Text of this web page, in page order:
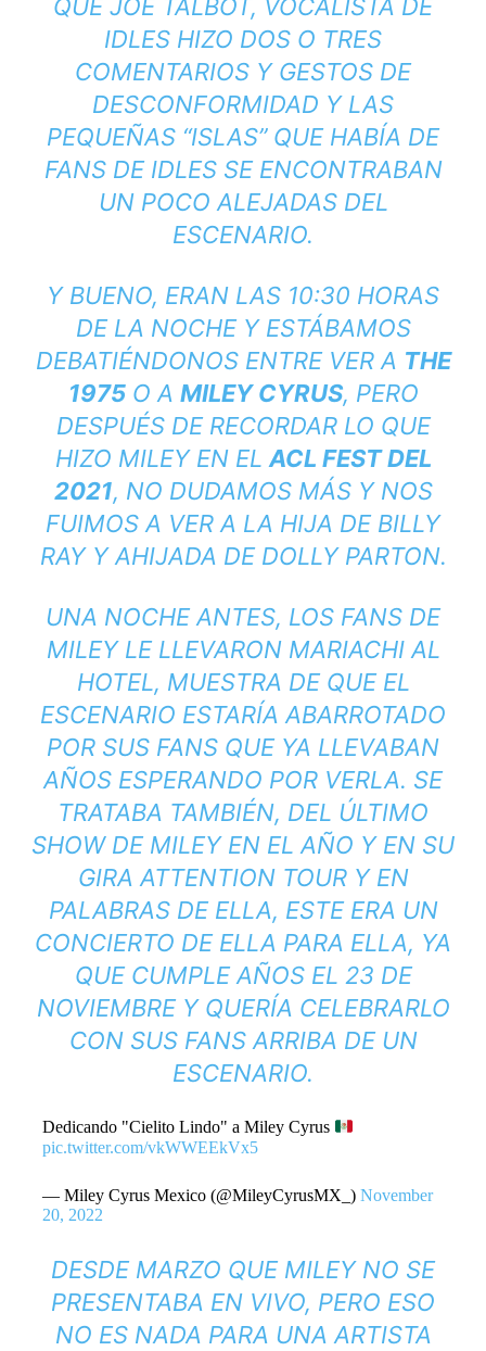
QUE JOE TALBOT, VOCALISTA DE
IDLES HIZO DOS O TRES
COMENTARIOS Y GESTOS DE
DESCONFORMIDAD Y LAS
PEQUEÑAS “ISLAS” QUE HABÍA DE
FANS DE IDLES SE ENCONTRABAN
UN POCO ALEJADAS DEL
ESCENARIO.
Y BUENO, ERAN LAS 10:30 HORAS
DE LA NOCHE Y ESTÁBAMOS
DEBATIÉNDONOS ENTRE VER A THE
1975 O A MILEY CYRUS, PERO
DESPUÉS DE RECORDAR LO QUE
HIZO MILEY EN ELACL FEST DEL
2021, NO DUDAMOS MÁS Y NOS
FUIMOS A VER A LA HIJA DE BILLY
RAY Y AHIJADA DE DOLLY PARTON.
UNA NOCHE ANTES, LOS FANS DE
MILEY LE LLEVARON MARIACHI AL
HOTEL, MUESTRA DE QUE EL
ESCENARIO ESTARÍA ABARROTADO
POR SUS FANS QUE YA LLEVABAN
AÑOS ESPERANDO POR VERLA. SE
TRATABA TAMBIÉN, DEL ÚLTIMO
SHOW DE MILEY EN EL AÑO Y EN SU
GIRAATTENTION TOUR Y EN
PALABRAS DE ELLA, ESTE ERA UN
CONCIERTO DE ELLA PARA ELLA, YA
QUE CUMPLE AÑOS EL 23 DE
NOVIEMBRE Y QUERÍA CELEBRARLO
CON SUS FANS ARRIBA DE UN
ESCENARIO.
Dedicando "Cielito Lindo" a Miley Cyrus
pic.twitter.com/vkWWEEkVx5
— Miley Cyrus Mexico (@MileyCyrusMX_)November
20, 2022
DESDE MARZO QUE MILEY NO SE
PRESENTABA EN VIVO, PERO ESO
NO ES NADA PARA UNA ARTISTA